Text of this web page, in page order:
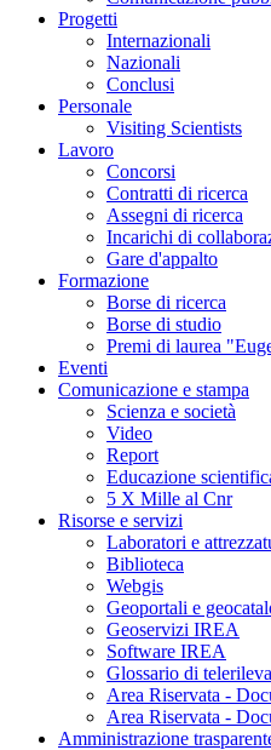
Progetti
Internazionali
Nazionali
Conclusi
Personale
Visiting Scientists
Lavoro
Concorsi
Contratti di ricerca
Assegni di ricerca
Incarichi di
Gare d'appalto
Formazione
Borse di ricerca
Borse di studio
Premi di laurea
Eventi
Comunicazione e stampa
Scienza e società
Video
Report
Educazione
5 X Mille al Cnr
Risorse e servizi
Laboratori e
Biblioteca
Webgis
Geoportali e
Geoservizi IREA
Software IREA
Glossario di
Area Riservata -
Area Riservata -
Amministrazione